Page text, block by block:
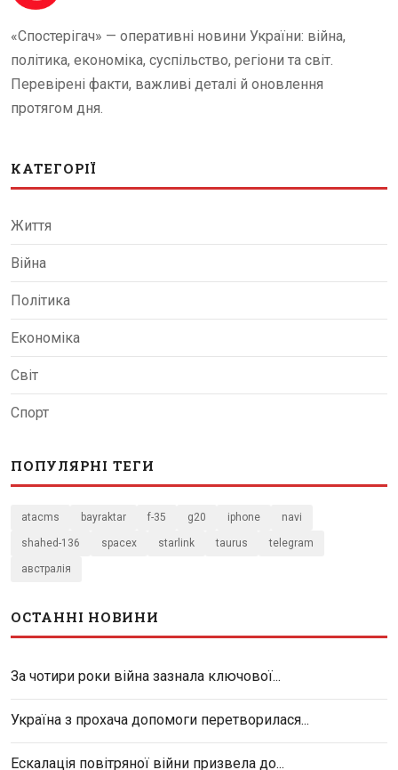
«Спостерігач» — оперативні новини України: війна,
політика, економіка, суспільство, регіони та світ.
Перевірені факти, важливі деталі й оновлення
протягом дня.
КАТЕГОРІЇ
Життя
Війна
Політика
Економіка
Світ
Спорт
ПОПУЛЯРНІ ТЕГИ
atacms bayraktar f-35 g20 iphone navi
shahed-136 spacex starlink taurus telegram
австралія
ОСТАННІ НОВИНИ
За чотири роки війна зазнала ключової...
Україна з прохача допомоги перетворилася...
Ескалація повітряної війни призвела до...